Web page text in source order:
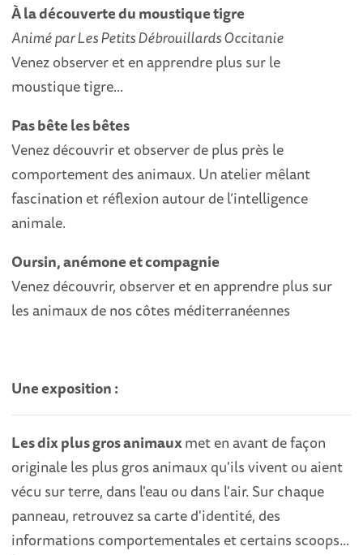
À la découverte du moustique tigre
Animé par Les Petits Débrouillards Occitanie
Venez observer et en apprendre plus sur le
moustique tigre...
Pas bête les bêtes
Venez découvrir et observer de plus près le
comportement des animaux. Un atelier mêlant
fascination et réflexion autour de l’intelligence
animale.
Oursin, anémone et compagnie
Venez découvrir, observer et en apprendre plus sur
les animaux de nos côtes méditerranéennes
Une exposition :
Les dix plus gros animauxmet en avant de façon
originale les plus gros animaux qu'ils vivent ou aient
vécu sur terre, dans l'eau ou dans l'air. Sur chaque
panneau, retrouvez sa carte d'identité, des
informations comportementales et certains scoops...